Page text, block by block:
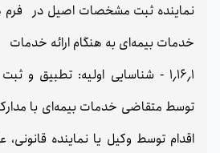
نماینده ثبت مشخصات اصیل در فرم
خدمات بیمه‌ای به هنگام ارائه خدمات
1٫16٫1 - شناسایی اولیه: تطبیق
توسط متقاضی خدمات بیمه‌ای با
اقدام توسط وکیل یا نماینده